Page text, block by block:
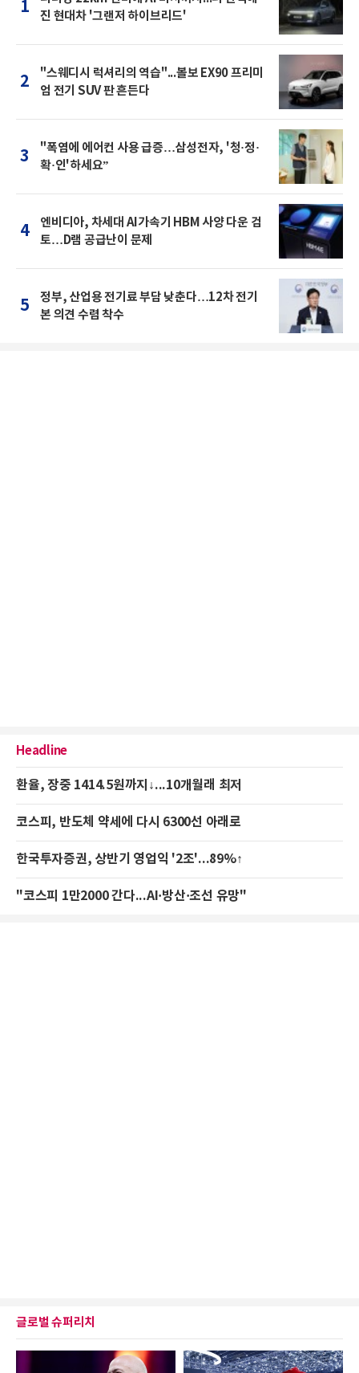
1
진 현대차 '그랜저 하이브리드'
2
"스웨디시 럭셔리의 역습"...볼보 EX90 프리미
엄 전기 SUV 판 흔든다
3
"폭염에 에어컨 사용 급증…삼성전자, '청·정·
확·인'하세요”
4
엔비디아, 차세대 AI가속기 HBM 사양 다운 검
토…D램 공급난이 문제
5
정부, 산업용 전기료 부담 낮춘다…12차 전기
본 의견 수렴 착수
Headline
환율, 장중 1414.5원까지↓...10개월래 최저
코스피, 반도체 약세에 다시 6300선 아래로
한국투자증권, 상반기 영업익 '2조'...89%↑
"코스피 1만2000 간다...AI·방산·조선 유망"
글로벌 슈퍼리치